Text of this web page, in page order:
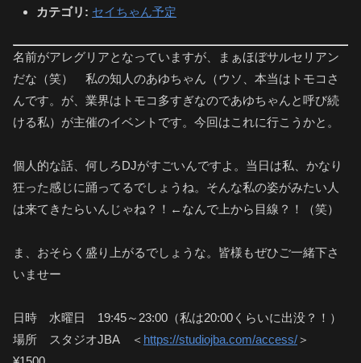
カテゴリ: セイちゃん予定
名前がアレグリアとなっていますが、まぁほぼサルセリアン
だな（笑） 私の知人のあゆちゃん（ウソ、本当はトモコさ
んです。が、業界はトモコ多すぎなのであゆちゃんと呼び続
ける私）が主催のイベントです。今回はこれに行こうかと。
個人的な話、何しろDJがすごいんですよ。当日は私、かなり
狂った感じに踊ってるでしょうね。そんな私の姿がみたい人
は来てきたらいんじゃね？！←なんで上から目線？！（笑）
ま、おそらく盛り上がるでしょうな。皆様もぜひご一緒下さ
いませー
日時 水曜日 19:45～23:00（私は20:00くらいに出没？！）
場所 スタジオJBA ＜ https://studiojba.com/access/＞